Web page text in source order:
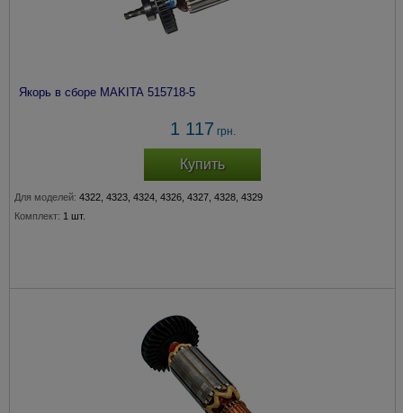
Якорь в сборе MAKITA 515718-5
1 117 грн.
Купить
Для моделей: 4322, 4323, 4324, 4326, 4327, 4328, 4329
Комплект: 1 шт.